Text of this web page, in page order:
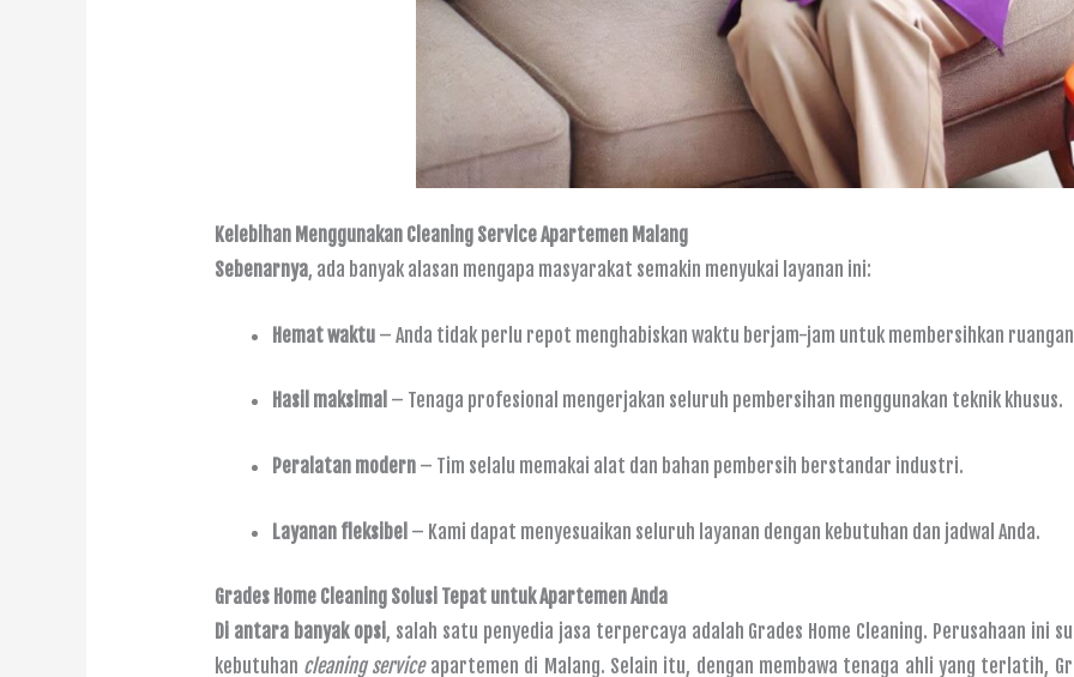
Kelebihan Menggunakan Cleaning Service Apartemen Malang
Sebenarnya, ada banyak alasan mengapa masyarakat semakin menyukai layanan ini:
Hemat waktu– Anda tidak perlu repot menghabiskan waktu berjam-jam untuk membersihkan
Hasil maksimal – Tenaga profesional mengerjakan seluruh pembersihan menggunakan teknik khusus.
Peralatan modern– Tim selalu memakai alat dan bahan pembersih berstandar industri.
Layanan fleksibel – Kami dapat menyesuaikan seluruh layanan dengan kebutuhan dan jadwal Anda.
Grades Home Cleaning Solusi Tepat untuk Apartemen Anda
Di antara banyak opsi, salah satu penyedia jasa terpercaya adalah Grades Home Cleaning. Perusahaan ini
kebutuhan cleaning serviceapartemen di Malang. Selain itu, dengan membawa tenaga ahli yang terlatih,